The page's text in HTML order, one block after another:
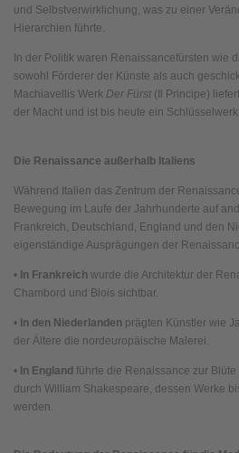
und Selbstverwirklichung, was zu einer
Hierarchien führte.
In der Politik waren Renaissancefürsten wie
sowohl Förderer der Künste als auch
Machiavellis Werk Der Fürst (Il Principe)
der Macht und ist bis heute ein
Die Renaissance außerhalb Italiens
Während Italien das Zentrum der
Bewegung im Laufe der Jahrhunderte auf
Frankreich, Deutschland, England und den
eigenständige Ausprägungen der
• In Frankreich wurde die Architektur der
Chambord und Blois sichtbar.
• In den Niederlanden prägten Künstler wie
der Ältere die nordeuropäische Malerei.
• In England führte die Renaissance zur
durch William Shakespeare, dessen Werke
werden.